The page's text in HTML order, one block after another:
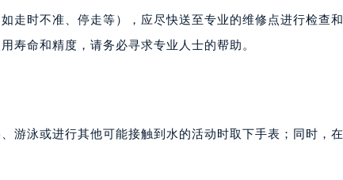
走时不准、停走等），应尽快送至专业的维修点进行检查和
寿命和精度，请务必寻求专业人士的帮助。
游泳或进行其他可能接触到水的活动时取下手表；同时，在